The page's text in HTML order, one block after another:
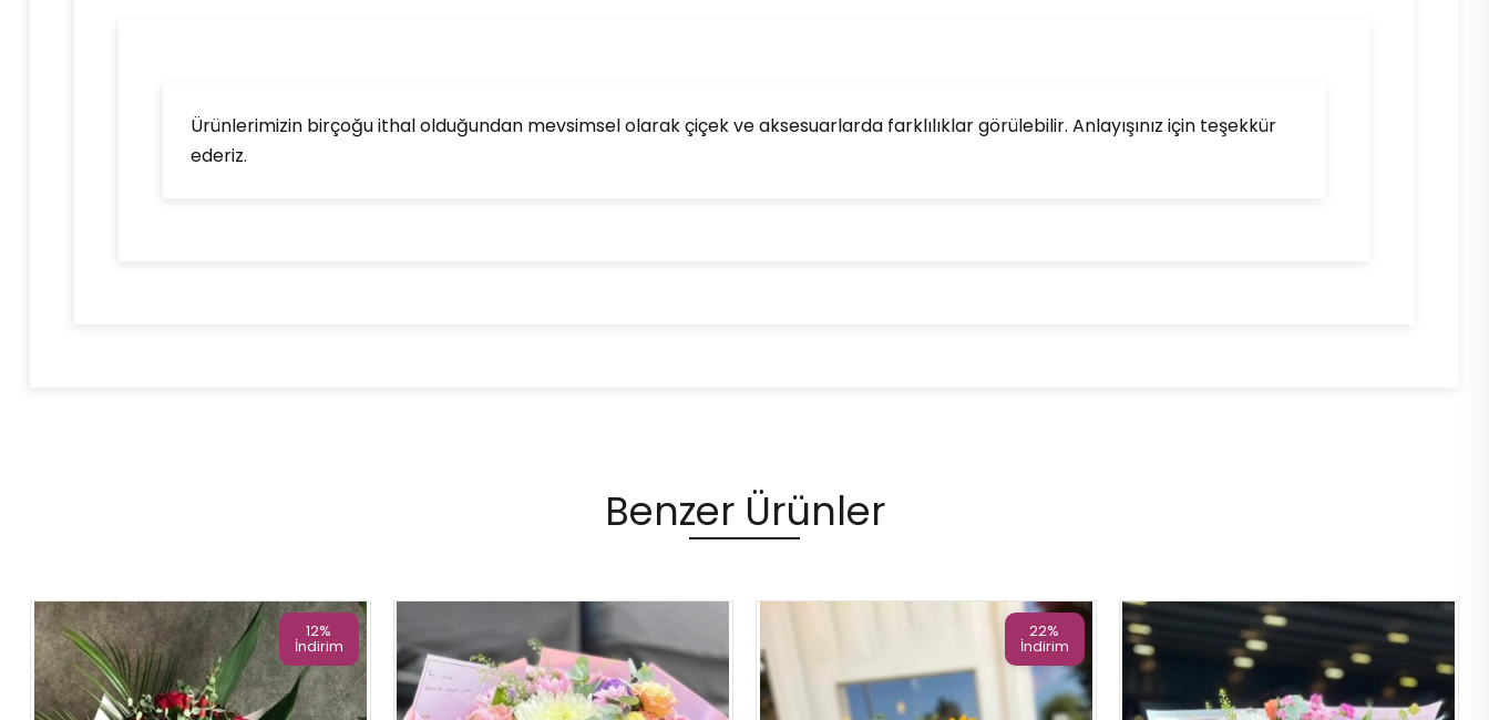
Ürünlerimizin birçoğu ithal olduğundan mevsimsel olarak çiçek ve aksesuarlarda farklılıklar görülebilir. Anlayışınız için teşekkür
ederiz.
Benzer Ürünler
12%
İndirim
22%
İndirim